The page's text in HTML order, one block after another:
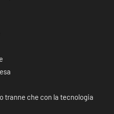
tranne che con la tecnologia